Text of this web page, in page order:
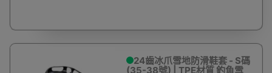
24齒冰爪雪地防滑鞋套 - S碼
(35-38號) | TPE材質 釣魚雪